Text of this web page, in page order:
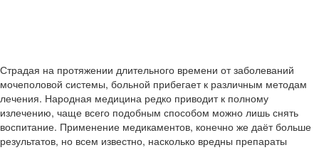
Страдая на протяжении длительного времени от заболеваний
мочеполовой системы, больной прибегает к различным методам
лечения. Народная медицина редко приводит к полному
излечению, чаще всего подобным способом можно лишь снять
воспитание. Применение медикаментов, конечно же даёт больше
результатов, но всем известно, насколько вредны препараты